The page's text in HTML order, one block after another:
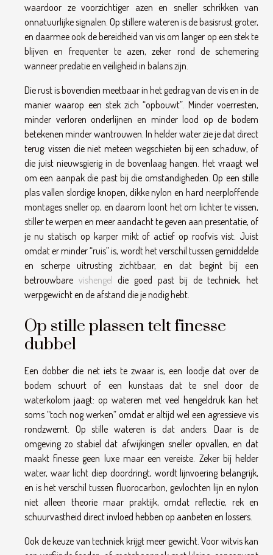
waardoor ze voorzichtiger azen en sneller schrikken van
onnatuurlijke signalen. Op stillere wateren is de basisrust groter,
en daarmee ook de bereidheid van vis om langer op een stek te
blijven en frequenter te azen, zeker rond de schemering
wanneer predatie en veiligheid in balans zijn.
Die rust is bovendien meetbaar in het gedrag van de vis en in de
manier waarop een stek zich “opbouwt”. Minder voerresten,
minder verloren onderlijnen en minder lood op de bodem
betekenen minder wantrouwen. In helder water zie je dat direct
terug: vissen die niet meteen wegschieten bij een schaduw, of
die juist nieuwsgierig in de bovenlaag hangen. Het vraagt wel
om een aanpak die past bij die omstandigheden. Op een stille
plas vallen slordige knopen, dikke nylon en hard neerploffende
montages sneller op, en daarom loont het om lichter te vissen,
stiller te werpen en meer aandacht te geven aan presentatie, of
je nu statisch op karper mikt of actief op roofvis vist. Juist
omdat er minder “ruis” is, wordt het verschil tussen gemiddelde
en scherpe uitrusting zichtbaar, en dat begint bij een
betrouwbare vishengel die goed past bij de techniek, het
werpgewicht en de afstand die je nodig hebt.
Op stille plassen telt finesse
dubbel
Een dobber die net iets te zwaar is, een loodje dat over de
bodem schuurt of een kunstaas dat te snel door de
waterkolom jaagt: op wateren met veel hengeldruk kan het
soms “toch nog werken” omdat er altijd wel een agressieve vis
rondzwemt. Op stille wateren is dat anders. Daar is de
omgeving zo stabiel dat afwijkingen sneller opvallen, en dat
maakt finesse geen luxe maar een vereiste. Zeker bij helder
water, waar licht diep doordringt, wordt lijnvoering belangrijk,
en is het verschil tussen fluorocarbon, gevlochten lijn en nylon
niet alleen theorie maar praktijk, omdat reflectie, rek en
schuurvastheid direct invloed hebben op aanbeten en lossers.
Ook de keuze van techniek krijgt meer gewicht. Voor witvis kan